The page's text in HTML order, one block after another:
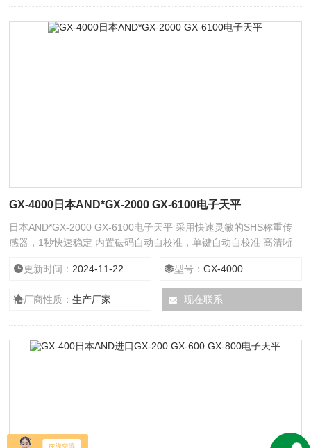
GX-4000日本AND*GX-2000 GX-6100电子天平
日本AND*GX-2000 GX-6100电子天平 采用快速灵敏的SHS称重传
感器，1秒快速稳定 内置砝码自动自校准，单键自动自校准 高清晰
更新时间： 2024-11-22 型号：GX-4000
厂商性质：生产厂家 现在联系